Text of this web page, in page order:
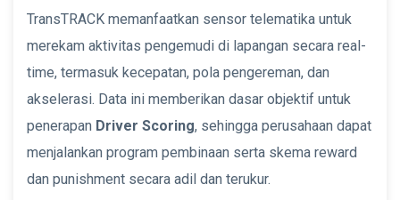
TransTRACK memanfaatkan sensor telematika untuk
merekam aktivitas pengemudi di lapangan secara real-
time, termasuk kecepatan, pola pengereman, dan
akselerasi. Data ini memberikan dasar objektif untuk
penerapan Driver Scoring, sehingga perusahaan dapat
menjalankan program pembinaan serta skema reward
dan punishment secara adil dan terukur.